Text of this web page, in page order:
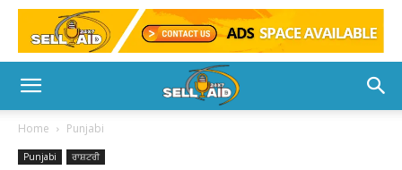
Home Punjabi
Punjabi ਰਾਸ਼ਟਰੀ